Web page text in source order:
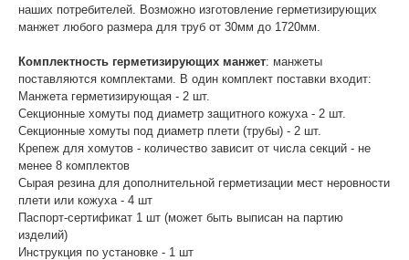
наших потребителей. Возможно изготовление герметизирующих
манжет любого размера для труб от 30мм до 1720мм.
Комплектность герметизирующих манжет: манжеты
поставляются комплектами. В один комплект поставки входит:
Манжета герметизирующая - 2 шт.
Секционные хомуты под диаметр защитного кожуха - 2 шт.
Секционные хомуты под диаметр плети (трубы) - 2 шт.
Крепеж для хомутов - количество зависит от числа секций - не
менее 8 комплектов
Сырая резина для дополнительной герметизации мест неровности
плети или кожуха - 4 шт
Паспорт-сертификат 1 шт (может быть выписан на партию
изделий)
Инструкция по установке - 1 шт